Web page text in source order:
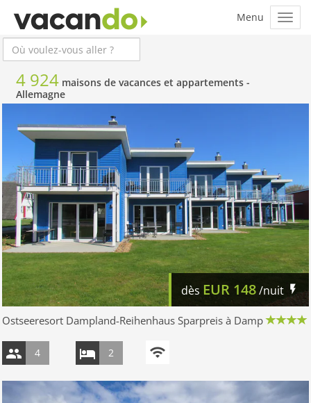
4 924 maisons de vacances et appartements -
Allemagne
dès EUR 148/nuit
Ostseeresort Dampland-Reihenhaus Sparpreis à Damp
4 2